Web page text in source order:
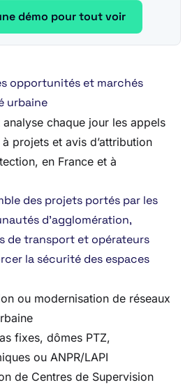
démo pour tout voir
opportunités et marchés
urbaine
chaque jour les appels
projets et avis d’attribution
en France et à
des projets portés par les
d’agglomération,
de transport et opérateurs
la sécurité des espaces
ou modernisation de réseaux
fixes, dômes PTZ,
ou ANPR/LAPI
de Centres de Supervision